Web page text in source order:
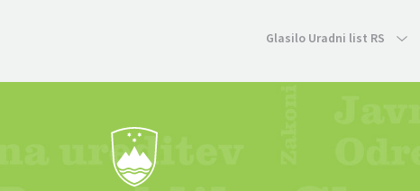
Glasilo Uradni list RS